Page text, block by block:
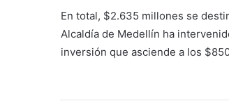
En total, $2.635 millones se
Alcaldía de Medellín ha
inversión que asciende a los